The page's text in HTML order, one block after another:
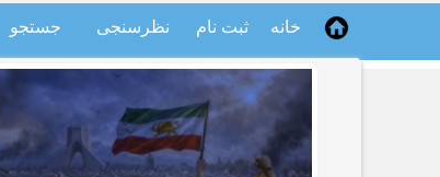
خانه ثبت نام نظرسنجی جستجو